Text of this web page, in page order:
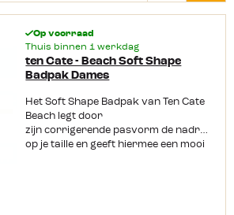
Op voorraad
Thuis binnen 1 werkdag
ten Cate - Beach Soft Shape
Badpak Dames
Het Soft Shape Badpak van Ten Cate
Beach legt door
zijn corrigerende pasvorm de nadruk
op je taille en geeft hiermee een mooi